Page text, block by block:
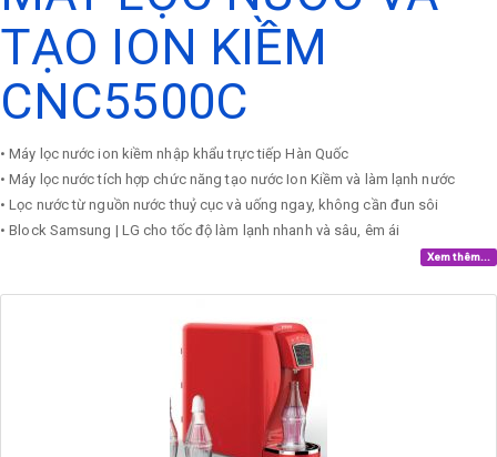
TẠO ION KIỀM
CNC5500C
• Máy lọc nước ion kiềm nhập khẩu trực tiếp Hàn Quốc
• Máy lọc nước tích hợp chức năng tạo nước Ion Kiềm và làm lạnh nước
• Lọc nước từ nguồn nước thuỷ cục và uống ngay, không cần đun sôi
• Block Samsung | LG cho tốc độ làm lạnh nhanh và sâu, êm ái
Xem thêm...